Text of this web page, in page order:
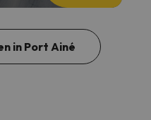
in Port Ainé